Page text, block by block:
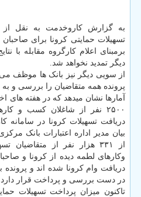
به گزارش کاروخدمت به نقل از
تسهیلات حمایتی کرونا برای صاحبان
برمبنای اعلام کارگروه مقابله با
دیگر تمدید نخواهد شد.
از سویی دیگر نیز بانک ها موظف می
پرونده همه متقاضیان را بررسی و به
آمارها نشان میدهد که در هفته های
۲۵۰۰ نفر از شاغلان کسب و
دریافت تسهیلات کرونا در سامانه
از ۳۳۱ هزار نفر از
وکارهای لطمه دیده از کرونا و
در دست بررسی و پرداخت قرار
تاکنون میزان پرداخت تسهیلات